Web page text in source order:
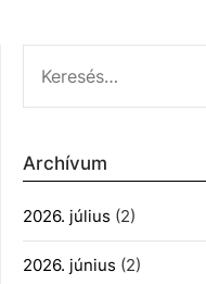
Archívum
2026. július (2)
2026. június (2)